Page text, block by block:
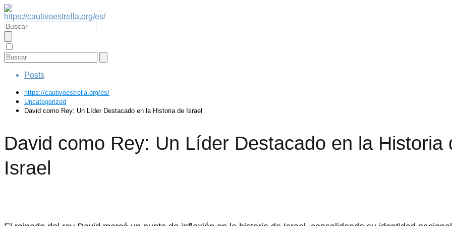
Posts
https://cautivoestrella.org/es/
Uncategorized
David como Rey: Un Líder Destacado en la Historia de Israel
David como Rey: Un Líder Destacado en la Historia
Israel